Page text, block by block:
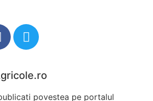
povestea pe portalul